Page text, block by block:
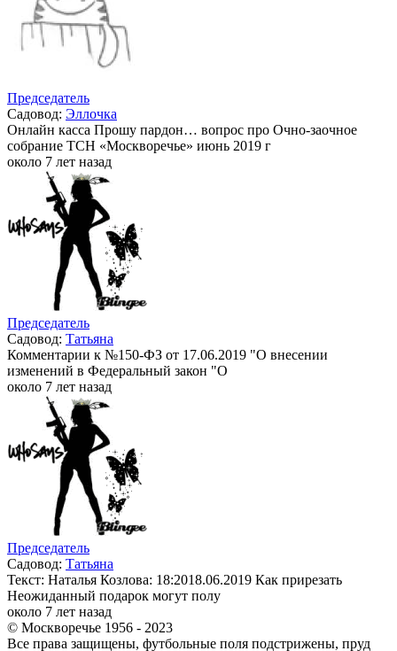
Председатель
Садовод: Эллочка
Онлайн касса Прошу пардон… вопрос про Очно-заочное
собрание ТСН «Москворечье» июнь 2019 г
около 7 лет назад
Председатель
Садовод: Татьяна
Комментарии к №150-ФЗ от 17.06.2019 "О внесении
изменений в Федеральный закон "О
около 7 лет назад
Председатель
Садовод: Татьяна
Текст: Наталья Козлова: 18:2018.06.2019 Как прирезать
Неожиданный подарок могут полу
около 7 лет назад
© Москворечье 1956 - 2023
Все права защищены, футбольные поля подстрижены, пруд